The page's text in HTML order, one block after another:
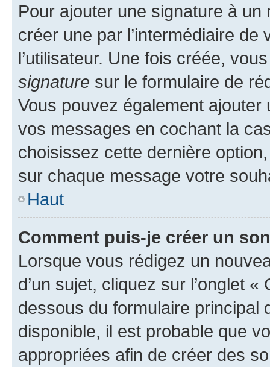
Pour ajouter une signature à un
créer une par l’intermédiaire
l’utilisateur. Une fois créée,
signature sur le formulaire de
Vous pouvez également
vos messages en cochant la
choisissez cette dernière
sur chaque message votre
Haut
Comment puis-je créer un
Lorsque vous rédigez un
d’un sujet, cliquez sur l’onglet
dessous du formulaire principal
disponible, il est probable que
appropriées afin de créer des